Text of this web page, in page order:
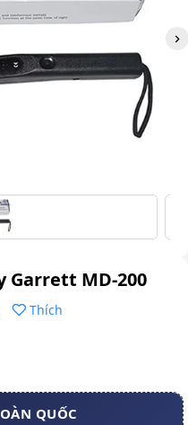
Garrett MD-200
Thích
QUỐC